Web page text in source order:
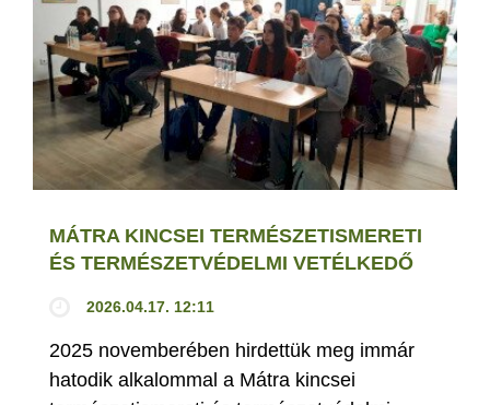
MÁTRA KINCSEI TERMÉSZETISMERETI
ÉS TERMÉSZETVÉDELMI VETÉLKEDŐ
2026.04.17. 12:11
2025 novemberében hirdettük meg immár
hatodik alkalommal a Mátra kincsei